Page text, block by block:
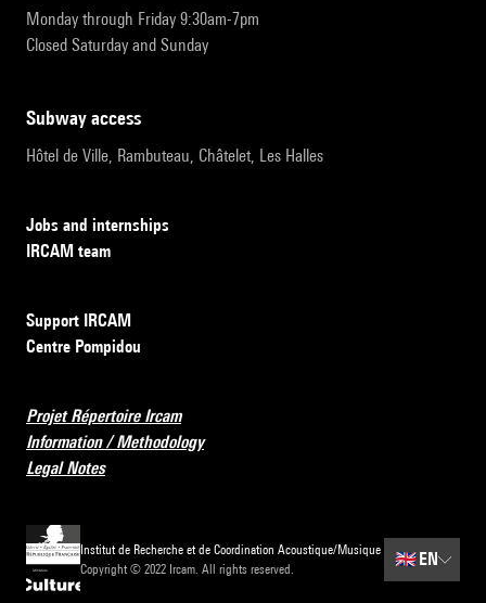
Monday through Friday 9:30am-7pm
Closed Saturday and Sunday
subway access
Hôtel de Ville, Rambuteau, Châtelet, Les Halles
Jobs and internships
IRCAM team
Support IRCAM
Centre Pompidou
Projet Répertoire Ircam
Information / Methodology
Legal Notes
Institut de Recherche et de Coordination Acoustique/Musique
Copyright © 2022 Ircam. All rights reserved.
🇬🇧 EN